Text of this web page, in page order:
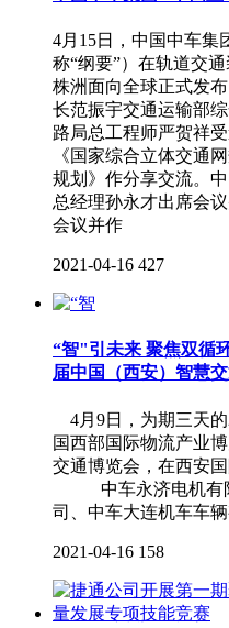
4月15日，中国中车集
称“纲要”）在轨道交
株洲面向全球正式发
长范振宇交通运输部
路局总工程师严贺祥
《国家综合立体交通
规划》作分享交流。
总经理孙永才出席会
会议并作
2021-04-16 427
“智"引未来 聚焦双循
届中国（西安）智慧
4月9日，为期三天的
国西部国际物流产业
交通博览会，在西安
中车永济电机有限
司、中车大连机车车
2021-04-16 158